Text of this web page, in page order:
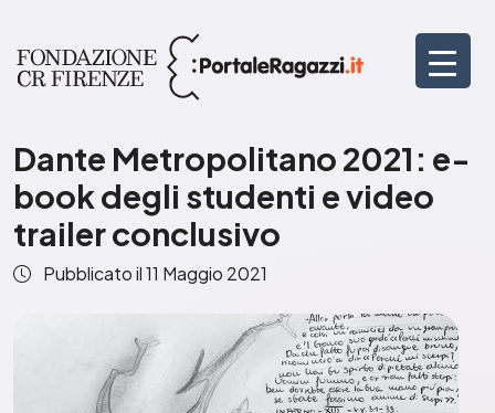
Dante Metropolitano 2021: e-
book degli studenti e video
trailer conclusivo
Pubblicato il11 Maggio 2021